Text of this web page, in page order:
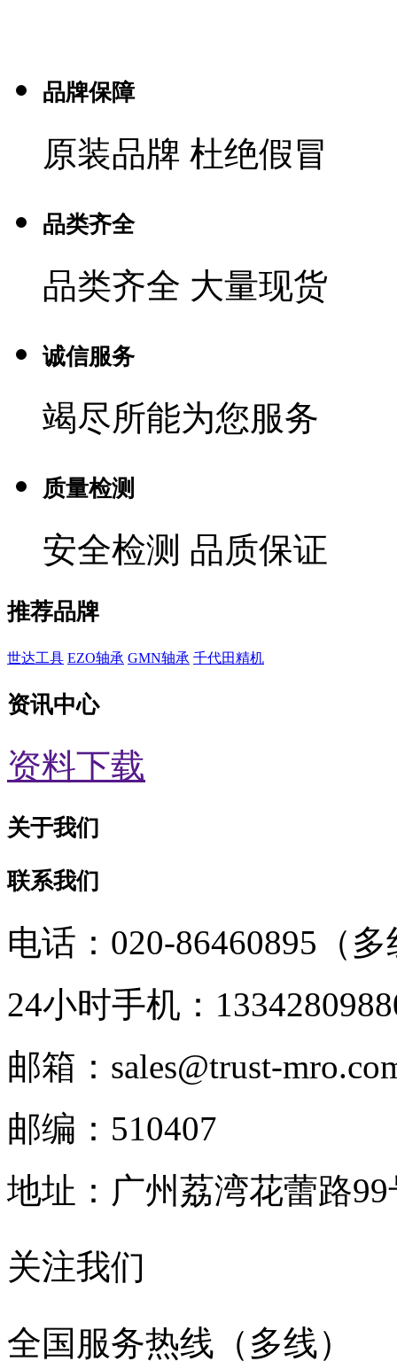
品牌保障
原装品牌 杜绝假冒
品类齐全
品类齐全 大量现货
诚信服务
竭尽所能为您服务
质量检测
安全检测 品质保证
推荐品牌
世达工具 EZO轴承 GMN轴承 千代田精机
资讯中心
资料下载
关于我们
联系我们
电话：020-86460895（
24小时手机：
邮箱：sales@trust-
邮编：510407
地址：广州荔湾花蕾路
关注我们
全国服务热线（多线）